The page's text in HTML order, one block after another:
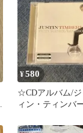
¥580
☆CDアルバム/ジ
ィン・ティンバ
ス・ラヴ〜☆